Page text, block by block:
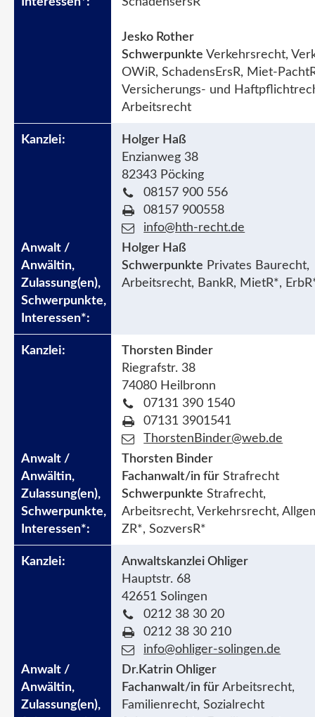
Jesko Rother
Schwerpunkte Verkehrsrecht,
OWiR, SchadensErsR, Miet-
Versicherungs- und
Arbeitsrecht
Holger Haß
Enzianweg 38
82343 Pöcking
08157 900 556
08157 900558
info@hth-recht.de
Holger Haß
Schwerpunkte Privates Baurecht,
Arbeitsrecht, BankR, MietR*,
Thorsten Binder
Riegrafstr. 38
74080 Heilbronn
07131 390 1540
07131 3901541
ThorstenBinder@web.de
Thorsten Binder
Fachanwalt/in für Strafrecht
Schwerpunkte Strafrecht,
Arbeitsrecht, Verkehrsrecht,
ZR*, SozversR*
Anwaltskanzlei Ohliger
Hauptstr. 68
42651 Solingen
0212 38 30 20
0212 38 30 210
info@ohliger-solingen.de
Dr.Katrin Ohliger
Fachanwalt/in für Arbeitsrecht,
Familienrecht, Sozialrecht